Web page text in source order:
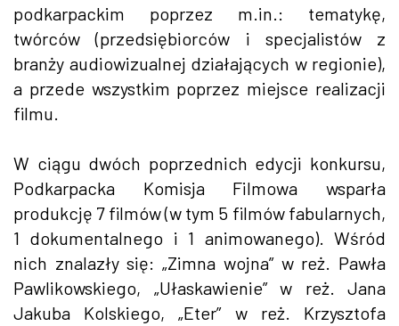
podkarpackim poprzez m.in.: tematykę,
twórców (przedsiębiorców i specjalistów z
branży audiowizualnej działających w regionie),
a przede wszystkim poprzez miejsce realizacji
filmu.
W ciągu dwóch poprzednich edycji konkursu,
Podkarpacka Komisja Filmowa wsparła
produkcję 7 filmów (w tym 5 filmów fabularnych,
1 dokumentalnego i 1 animowanego). Wśród
nich znalazły się: „Zimna wojna” w reż. Pawła
Pawlikowskiego, „Ułaskawienie” w reż. Jana
Jakuba Kolskiego, „Eter” w reż. Krzysztofa